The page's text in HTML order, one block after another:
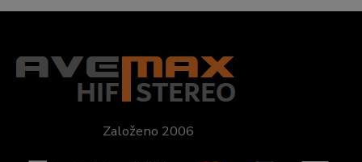
Založeno 2006